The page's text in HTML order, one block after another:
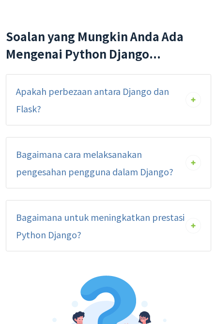
Soalan yang Mungkin Anda Ada
Mengenai Python Django...
Apakah perbezaan antara Django dan
Flask?
Bagaimana cara melaksanakan
pengesahan pengguna dalam Django?
Bagaimana untuk meningkatkan prestasi
Python Django?